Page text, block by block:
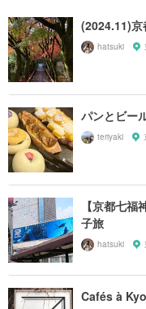
(2024.11)京
hatsuki
パンとビー
teriyaki
【京都七
子旅
hatsuki
Cafés à